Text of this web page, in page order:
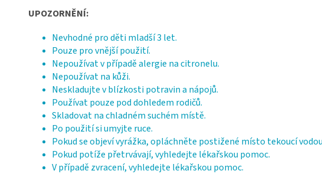
UPOZORNĚNÍ:
Nevhodné pro děti mladší 3 let.
Pouze pro vnější použití.
Nepoužívat v případě alergie na citronelu.
Nepoužívat na kůži.
Neskladujte v blízkosti potravin a nápojů.
Používat pouze pod dohledem rodičů.
Skladovat na chladném suchém místě.
Po použití si umyjte ruce.
Pokud se objeví vyrážka, opláchněte postižené místo tekoucí
Pokud potíže přetrvávají, vyhledejte lékařskou pomoc.
V případě zvracení, vyhledejte lékařskou pomoc.